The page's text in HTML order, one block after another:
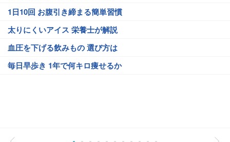
1日10回 お腹引き締まる簡単習慣
太りにくいアイス 栄養士が解説
血圧を下げる飲みもの 選び方は
毎日早歩き 1年で何キロ痩せるか